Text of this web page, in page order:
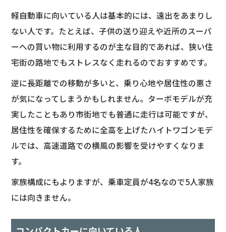
軽自動車に向いている人は基本的には、遠出をあまりし
ない人です。たとえば、子供の送り迎えや近所のスーパ
ーへの買い物に利用するのが主な目的であれば、狭い住
宅街の路地でもストレスなく走れるのでおすすめです。
逆に長距離での移動が多いと、乗り心地や居住性の悪さ
が気になってしまうかもしれません。ターボモデルが充
実したこともあり市街地でも普通に走行は可能ですが、
居住性を確保するために全高を上げたハイトワゴンモデ
ルでは、高速道路での横風の影響を受けやすくなりま
す。
家族構成にもよりますが、乗車定員が4名なので5人家族
には向きません。